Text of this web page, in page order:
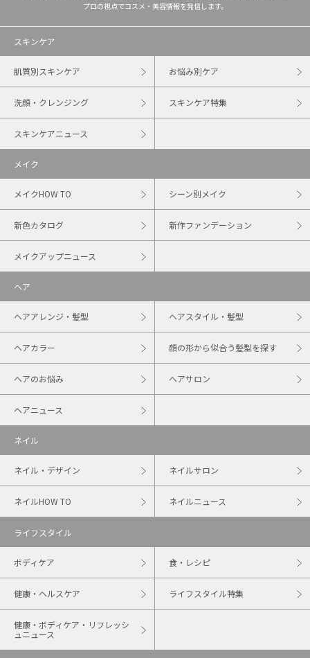
プロの視点でコスメ・美容情報を発信します。
スキンケア
肌質別スキンケア お悩み別ケア
洗顔・クレンジング スキンケア特集
スキンケアニュース
メイク
メイクHOW TO シーン別メイク
新色カタログ 新作ファンデーション
メイクアップニュース
ヘア
ヘアアレンジ・髪型 ヘアスタイル・髪型
ヘアカラー 顔の形から似合う髪型を探す
ヘアのお悩み ヘアサロン
ヘアニュース
ネイル
ネイル・デザイン ネイルサロン
ネイルHOW TO ネイルニュース
ライフスタイル
ボディケア 食・レシピ
健康・ヘルスケア ライフスタイル特集
健康・ボディケア・リフレッシ
ュニュース